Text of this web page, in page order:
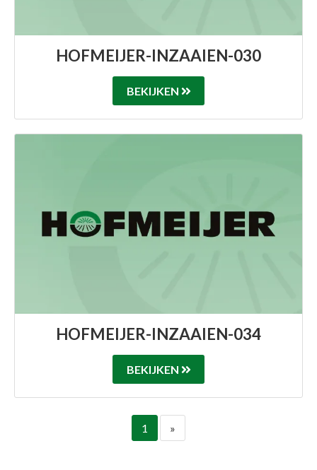
HOFMEIJER-INZAAIEN-030
BEKIJKEN
HOFMEIJER-INZAAIEN-034
BEKIJKEN
1 »